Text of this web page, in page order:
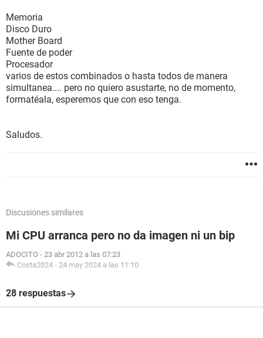
Memoria
Disco Duro
Mother Board
Fuente de poder
Procesador
varios de estos combinados o hasta todos de manera
simultanea.... pero no quiero asustarte, no de momento,
formatéala, esperemos que con eso tenga.
Saludos.
Discusiones similares
Mi CPU arranca pero no da imagen ni un bip
ADOCITO - 23 abr 2012 a las 07:23
Costa2024 - 24 may 2024 a las 11:10
28 respuestas